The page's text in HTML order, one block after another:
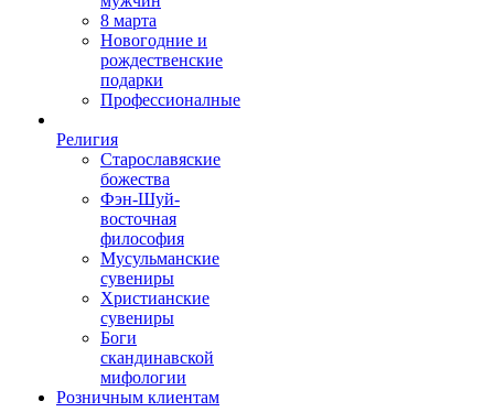
8 марта
Новогодние и
рождественские
подарки
Профессионалные
Религия
Старославяские
божества
Фэн-Шуй-
восточная
философия
Мусульманские
сувениры
Христианские
сувениры
Боги
скандинавской
мифологии
Розничным клиентам